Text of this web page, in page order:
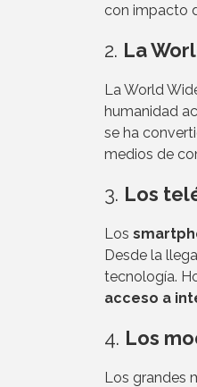
con impacto
2. La
La World
humanidad
se ha
medios de
3. Los
Los
Desde la
tecnología.
acceso a
4. Los
Los grandes